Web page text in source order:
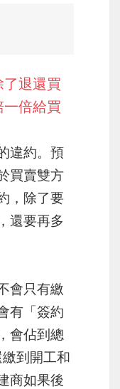
了退還買
倍給買
違約。預
買賣雙方
，除了要
還要再多
會只有繳
有「簽約
會佔到總
到開工和
商如果後